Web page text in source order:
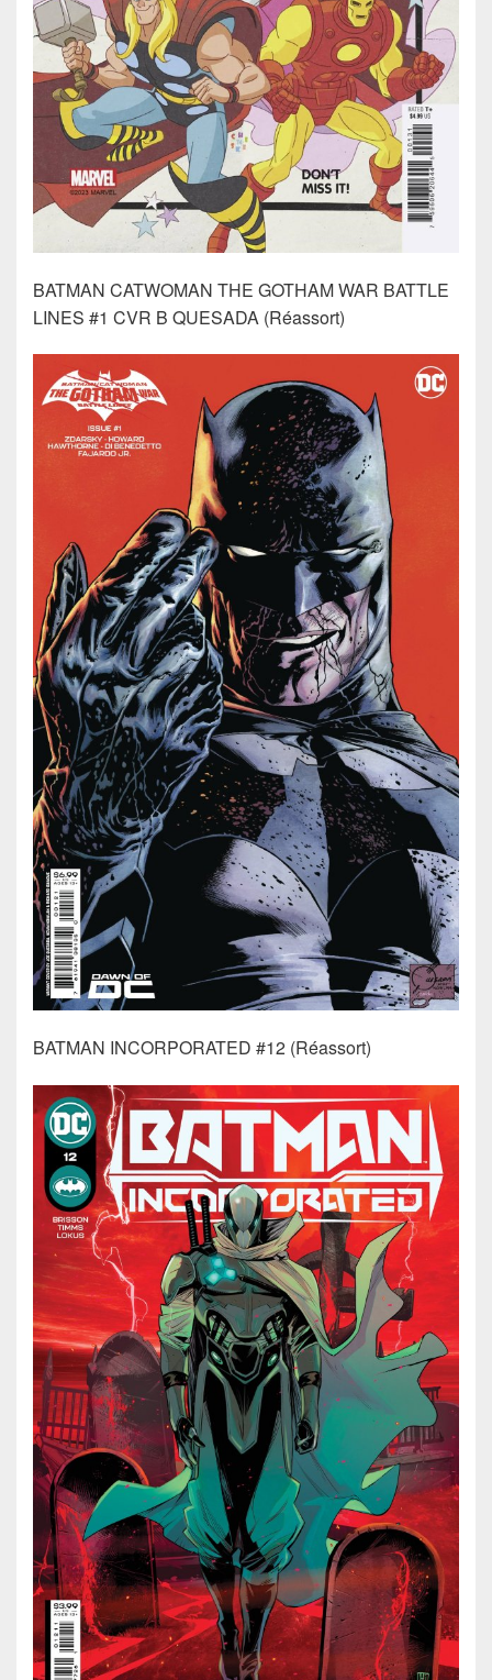
BATMAN CATWOMAN THE GOTHAM WAR BATTLE
LINES #1 CVR B QUESADA (Réassort)
BATMAN INCORPORATED #12 (Réassort)